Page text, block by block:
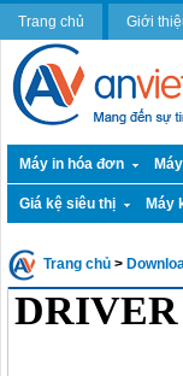
Trang chủ Giới
Máy in hóa đơn
Giá kệ siêu thị Máy
Trang chủ >